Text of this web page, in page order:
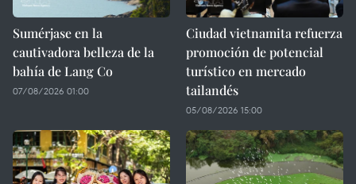
Sumérjase en la
cautivadora belleza de la
bahía de Lang Co
07/08/2026 01:00
Ciudad vietnamita refuerza
promoción de potencial
turístico en mercado
tailandés
05/08/2026 15:00